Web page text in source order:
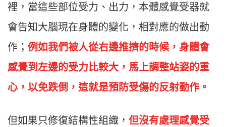
裡，當這些部位受力、出力，本體感覺受器就
會告知大腦現在身體的變化，相對應的做出動
作； 例如我們被人從右邊推擠的時候，身體會
感覺到左邊的受力比較大，馬上調整站姿的重
心，以免跌倒，這就是預防受傷的反射動作。
但如果只修復結構性組織， 但沒有處理感覺受